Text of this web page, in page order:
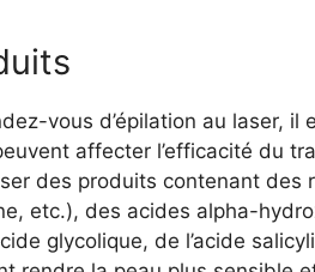
vous d’épilation au laser, il
affecter l’efficacité du
des produits contenant des
etc.), des acides alpha-
glycolique, de l’acide